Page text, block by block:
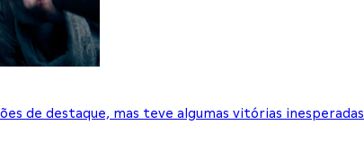
de destaque, mas teve algumas vitórias inesperadas